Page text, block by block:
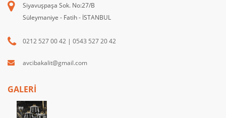
Siyavuşpaşa Sok. No:27/B
Süleymaniye - Fatih - İSTANBUL
0212 527 00 42 | 0543 527 20 42
avcibakalit@gmail.com
GALERİ